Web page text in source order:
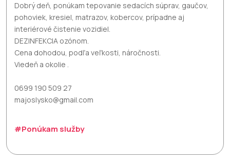
Dobrý deň, ponúkam tepovanie sedacích súprav, gaučov,
pohoviek, kresiel, matrazov, kobercov, prípadne aj
interiérové čistenie vozidiel.
DEZINFEKCIA ozónom.
Cena dohodou, podľa veľkosti, náročnosti.
Viedeň a okolie .
0699 190 509 27
majoslysko@gmail.com
#Ponúkam služby